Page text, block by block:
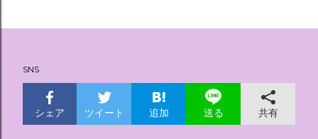
稿
SNS
シェア ツイート 追加 送る 共有